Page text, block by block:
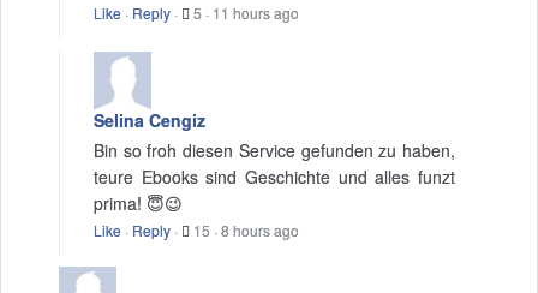
Like · Reply · 5 · 11 hours ago
Selina Cengiz
Bin so froh diesen Service gefunden zu haben,
teure Ebooks sind Geschichte und alles funzt
prima! 😇😉
Like · Reply · 15 ·8 hours ago